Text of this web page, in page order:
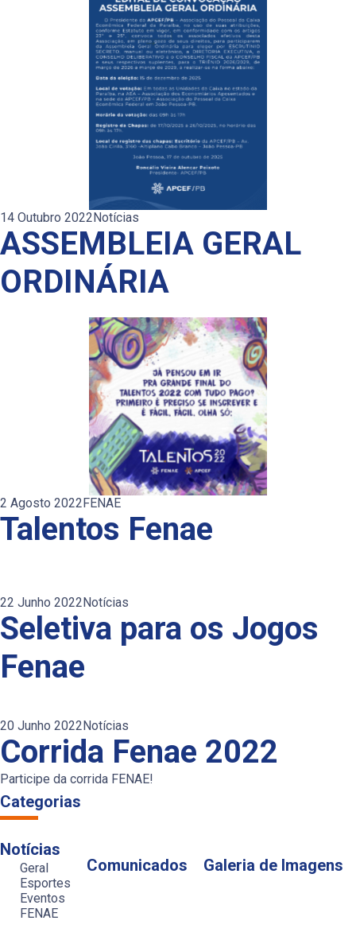
ASSEMBLEIA GERAL
ORDINÁRIA
14 Outubro 2022Notícias
Talentos Fenae
2 Agosto 2022FENAE
Seletiva para os Jogos
Fenae
22 Junho 2022Notícias
Corrida Fenae 2022
20 Junho 2022Notícias
Participe da corrida FENAE!
Categorias
Notícias
Geral
Esportes
Eventos
FENAE
Comunicados Galeria de Imagens